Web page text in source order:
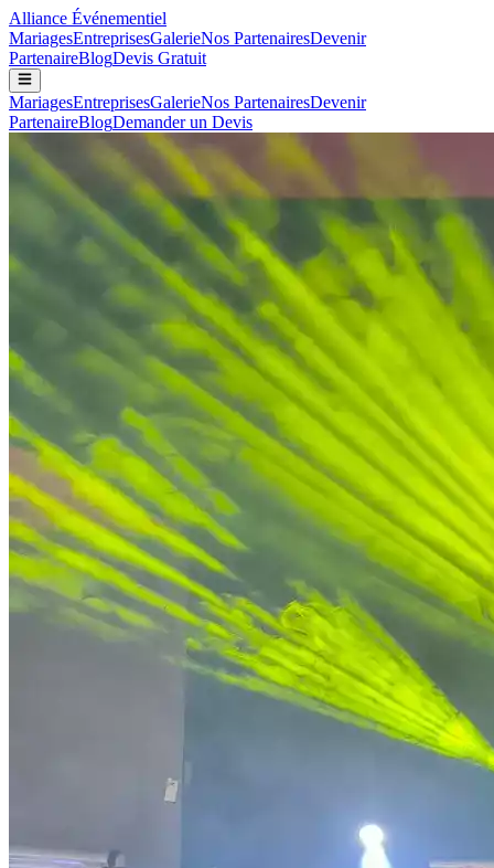
Alliance Événementiel
MariagesEntreprisesGalerieNos PartenairesDevenir
PartenaireBlogDevis Gratuit
MariagesEntreprisesGalerieNos PartenairesDevenir
PartenaireBlogDemander un Devis